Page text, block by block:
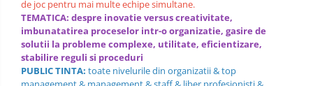
de joc pentru mai multe echipe simultane.
TEMATICA: despre inovatie versus creativitate,
imbunatatirea proceselor intr-o organizatie, gasire de
solutii la probleme complexe, utilitate, eficientizare,
stabilire reguli si proceduri
PUBLIC TINTA: toate nivelurile din organizatii & top